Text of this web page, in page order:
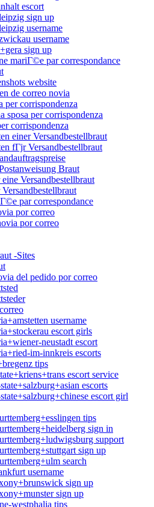
escort
sign up
username
username
sign up
mariГ©e par correspondance
website
de correo novia
per corrispondenza
sposa per corrispondenza
corrispondenza
einer Versandbestellbraut
fГјr Versandbestellbraut
Braut
Versandbestellbraut
par correspondance
por correo
por correo
-Sites
del pedido por correo
username
escort girls
neustadt escort
im-innkreis escorts
tips
escort service
escorts
escort girl
tips
sign in
support
sign up
search
username
sign up
sign up
westphalia tips